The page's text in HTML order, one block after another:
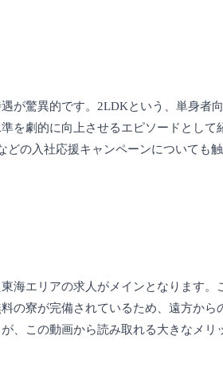
が驚異的です。2LDKという、単身者
を劇的に向上させるエピソードとし
の入社応援キャンペーンについても
海エリアの求人がメインとなります
の寮が完備されているため、遠方か
、この動画から読み取れる大きなメリ